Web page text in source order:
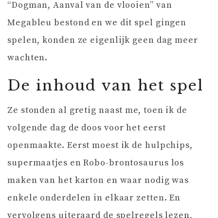
“Dogman, Aanval van de vlooien” van
Megableu bestond en we dit spel gingen
spelen, konden ze eigenlijk geen dag meer
wachten.
De inhoud van het spel
Ze stonden al gretig naast me, toen ik de
volgende dag de doos voor het eerst
openmaakte. Eerst moest ik de hulpchips,
supermaatjes en Robo-brontosaurus los
maken van het karton en waar nodig was
enkele onderdelen in elkaar zetten. En
vervolgens uiteraard de spelregels lezen,